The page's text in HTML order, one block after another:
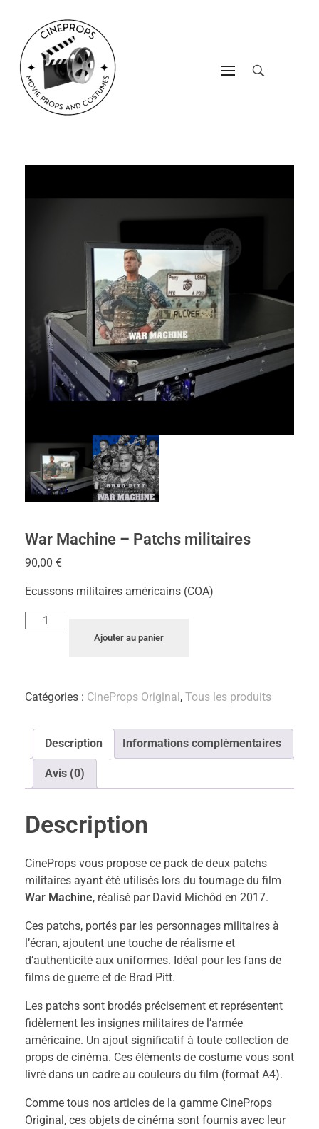
War Machine – Patchs militaires
90,00 €
Ecussons militaires américains (COA)
Ajouter au panier
Catégories : CineProps Original , Tous les produits
Description Informations complémentaires
Avis (0)
Description
CineProps vous propose ce pack de deux patchs
militaires ayant été utilisés lors du tournage du film
War Machine, réalisé par David Michôd en 2017.
Ces patchs, portés par les personnages militaires à
l’écran, ajoutent une touche de réalisme et
d’authenticité aux uniformes. Idéal pour les fans de
films de guerre et de Brad Pitt.
Les patchs sont brodés précisement et représentent
fidèlement les insignes militaires de l’armée
américaine. Un ajout significatif à toute collection de
props de cinéma. Ces éléments de costume vous sont
livré dans un cadre au couleurs du film (format A4).
Comme tous nos articles de la gamme CineProps
Original, ces objets de cinéma sont fournis avec leur